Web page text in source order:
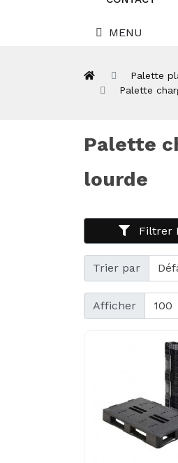
MENU
Palette
Palette
Palette
lourde
Filtrer
Trier par
Afficher